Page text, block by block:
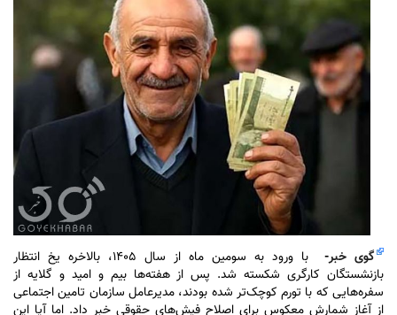
گوی خبر-
با ورود به سومین ماه از سال ۱۴۰۵، بالاخره یخ انتظار
بازنشستگان کارگری شکسته شد. پس از هفته‌ها بیم و امید و گلایه از
سفره‌هایی که با تورم کوچک‌تر شده بودند، مدیرعامل سازمان تامین اجتماعی
از آغاز شمارش معکوس برای اصلاح فیش‌های حقوقی خبر داد. اما آیا این